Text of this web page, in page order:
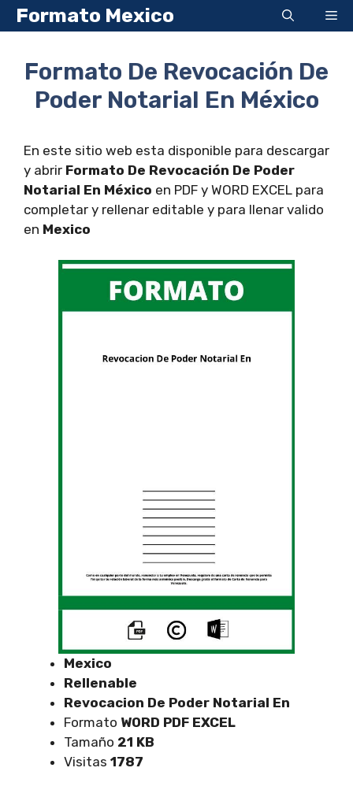
Saltar
al
Formato Mexico
Formato De Revocación De
Poder Notarial En México
En este sitio web esta disponible para descargar
y abrir Formato De Revocación De Poder
Notarial En México en PDF y WORD EXCEL para
completar y rellenar editable y para llenar valido
en Mexico
Mexico
Rellenable
Revocacion De Poder Notarial En
Formato WORD PDF EXCEL
Tamaño 21 KB
Visitas 1787